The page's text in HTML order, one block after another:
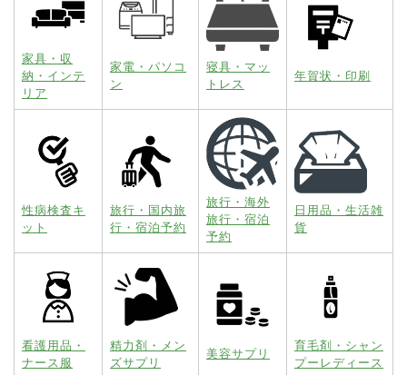
家具・収
納・インテ
リア
家電・パソコ
ン
寝具・マッ
トレス
年賀状・印刷
性病検査キ
ット
旅行・国内旅
行・宿泊予約
旅行・海外
旅行・宿泊
予約
日用品・生活雑
貨
看護用品・
ナース服
精力剤・メン
ズサプリ
美容サプリ
育毛剤・シャン
プーレディース